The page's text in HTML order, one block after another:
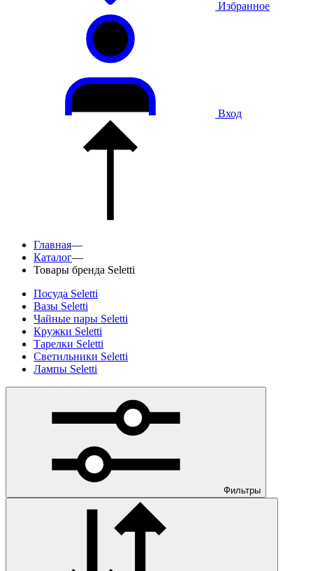
Избранное
Вход
Главная—
Каталог—
Товары бренда Seletti
Посуда Seletti
Вазы Seletti
Чайные пары Seletti
Кружки Seletti
Тарелки Seletti
Светильники Seletti
Лампы Seletti
Фильтры